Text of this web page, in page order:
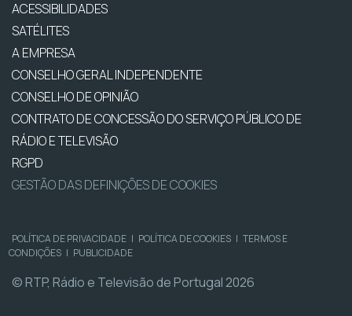
ACESSIBILIDADES
SATÉLITES
A EMPRESA
CONSELHO GERAL INDEPENDENTE
CONSELHO DE OPINIÃO
CONTRATO DE CONCESSÃO DO SERVIÇO PÚBLICO DE
RÁDIO E TELEVISÃO
RGPD
GESTÃO DAS DEFINIÇÕES DE COOKIES
POLÍTICA DE PRIVACIDADE | POLÍTICA DE COOKIES | TERMOS E
CONDIÇÕES | PUBLICIDADE
© RTP, Rádio e Televisão de Portugal 2026